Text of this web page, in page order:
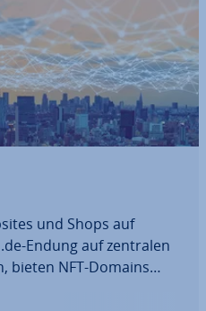
und Shops auf
Endung auf zentralen
bieten NFT-Domains